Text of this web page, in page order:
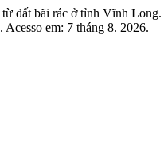
đất bãi rác ở tỉnh Vĩnh Long.
em: 7 tháng 8. 2026.